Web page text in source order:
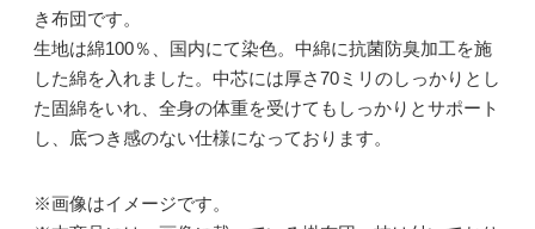
き布団です。
生地は綿100％、国内にて染色。中綿に抗菌防臭加工を施
した綿を入れました。中芯には厚さ70ミリのしっかりとし
た固綿をいれ、全身の体重を受けてもしっかりとサポート
し、底つき感のない仕様になっております。
※画像はイメージです。